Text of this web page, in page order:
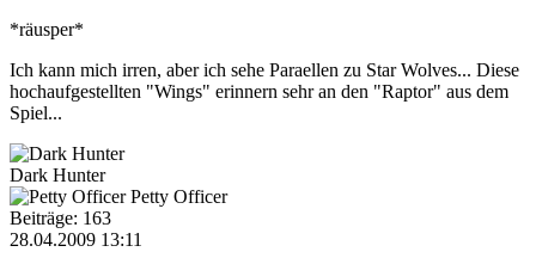
*räusper*
Ich kann mich irren, aber ich sehe Paraellen zu Star Wolves... Diese
hochaufgestellten "Wings" erinnern sehr an den "Raptor" aus dem
Spiel...
Dark Hunter
Petty Officer
Beiträge: 163
28.04.2009 13:11